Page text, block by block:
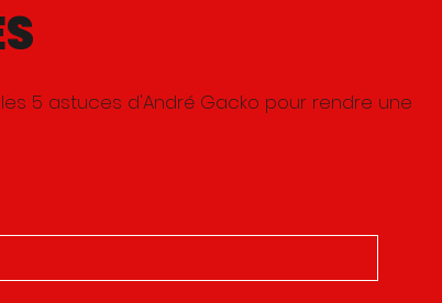
5 astuces d'André Gacko pour rendre une